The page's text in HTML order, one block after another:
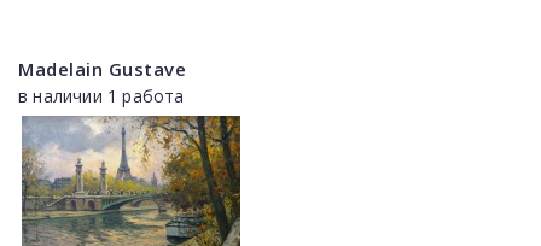
Madelain Gustave
в наличии 1 работа